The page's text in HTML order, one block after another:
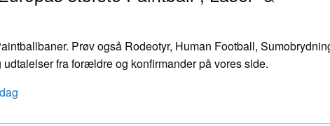
Prøv også Rodeotyr, Human Football,
fra forældre og konfirmander på vores side.